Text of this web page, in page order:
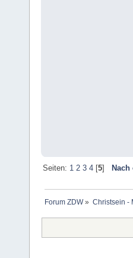
Seiten: 1 2 3 4[5] Nach
Forum ZDW» Christsein -